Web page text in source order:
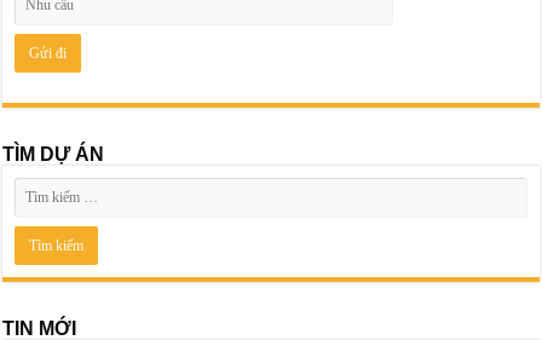
TÌM DỰ ÁN
TIN MỚI